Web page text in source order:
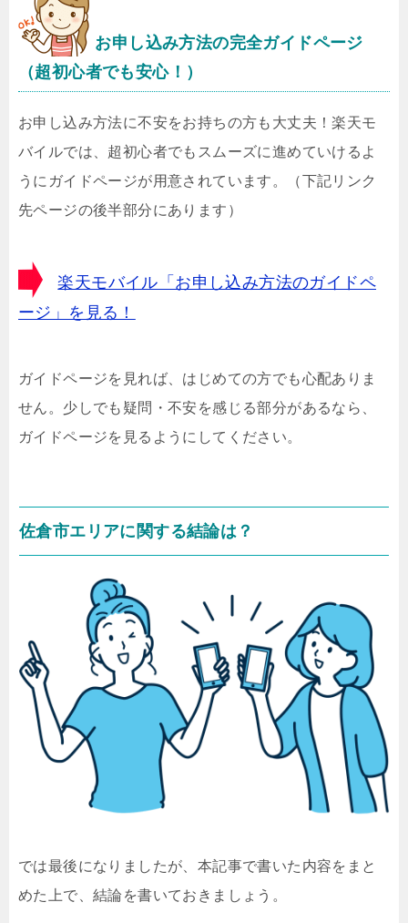
お申し込み方法の完全ガイドページ
（超初心者でも安心！）
お申し込み方法に不安をお持ちの方も大丈夫！楽天モ
バイルでは、超初心者でもスムーズに進めていけるよ
うにガイドページが用意されています。（下記リンク
先ページの後半部分にあります）
楽天モバイル「お申し込み方法のガイドペ
ージ」を見る！
ガイドページを見れば、はじめての方でも心配ありま
せん。少しでも疑問・不安を感じる部分があるなら、
ガイドページを見るようにしてください。
佐倉市エリアに関する結論は？
では最後になりましたが、本記事で書いた内容をまと
めた上で、結論を書いておきましょう。